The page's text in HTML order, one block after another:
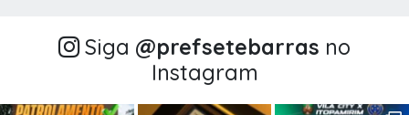
Siga @‌prefsetebarras no
Instagram